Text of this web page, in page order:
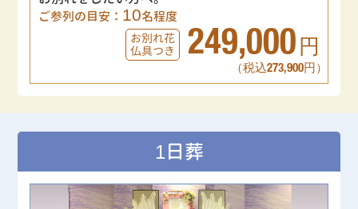
ご参列の目安： 10名程度
お別れ花
仏具つき
249,000 円
（税込273,900円）
1日葬